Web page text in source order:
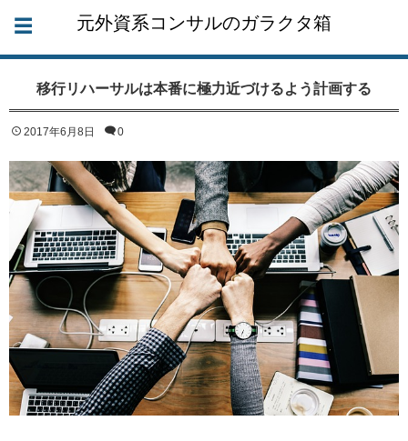
元外資系コンサルのガラクタ箱
移行リハーサルは本番に極力近づけるよう計画する
2017年6月8日 0